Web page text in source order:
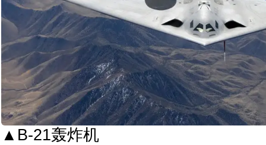
▲B-21轰炸机